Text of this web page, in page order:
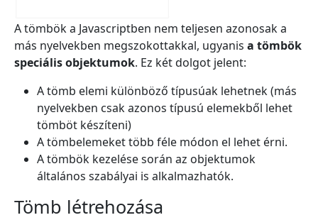
A tömbök a Javascriptben nem teljesen azonosak a
más nyelvekben megszokottakkal, ugyanis a tömbök
speciális objektumok. Ez két dolgot jelent:
A tömb elemi különböző típusúak lehetnek (más
nyelvekben csak azonos típusú elemekből lehet
tömböt készíteni)
A tömbelemeket több féle módon el lehet érni.
A tömbök kezelése során az objektumok
általános szabályai is alkalmazhatók.
Tömb létrehozása